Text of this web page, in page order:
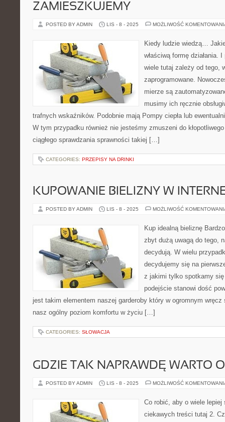
ZAMIESZKUJEMY
POSTED BY ADMIN LIS - 8 - 2025 MOŻLIWOŚĆ
Kiedy ludzie wiedzą…
właściwą formę działania.
wiele tutaj zależy od tego,
zaprogramowane.
mierze są
musimy ich ręcznie
trafnych wskaźników. Podobnie mają Pompy ciepła lub
W tym przypadku również nie jesteśmy zmuszeni do
ciągłego sprawdzania sprawności takiej […]
CATEGORIES: PRZEPISY NA DRINKI
KUPOWANIE BIELIZNY W
POSTED BY ADMIN LIS - 8 - 2025 MOŻLIWOŚĆ
Kup idealną bieliznę
zbyt dużą uwagą do tego,
decydują. W wielu
decydujemy się na
z jakimi tylko spotkamy
podejście stanowi dość
jest takim elementem naszej garderoby który w ogromnym wręcz
nasz ogólny poziom komfortu w życiu […]
CATEGORIES: SŁOWACJA
GDZIE TAK NAPRAWDĘ WARTO
POSTED BY ADMIN LIS - 8 - 2025 MOŻLIWOŚĆ
Co robić, aby o wiele
ciekawych treści tutaj 2.